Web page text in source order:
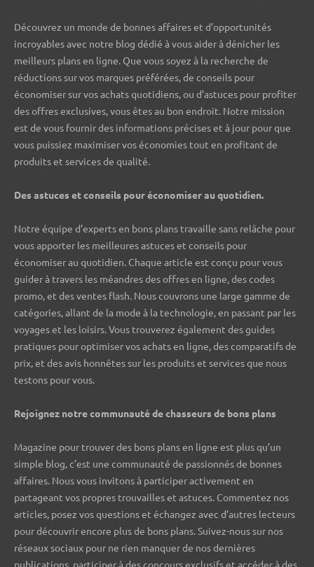
Découvrez un monde de bonnes affaires et d’opportunités
incroyables avec notre blog dédié à vous aider à dénicher les
meilleurs plans en ligne. Que vous soyez à la recherche de
réductions sur vos marques préférées, de conseils pour
économiser sur vos achats quotidiens, ou d’astuces pour profiter
des offres exclusives, vous êtes au bon endroit. Notre mission
est de vous fournir des informations précises et à jour pour que
vous puissiez maximiser vos économies tout en profitant de
produits et services de qualité.
Des astuces et conseils pour économiser au quotidien.
Notre équipe d’experts en bons plans travaille sans relâche pour
vous apporter les meilleures astuces et conseils pour
économiser au quotidien. Chaque article est conçu pour vous
guider à travers les méandres des offres en ligne, des codes
promo, et des ventes flash. Nous couvrons une large gamme de
catégories, allant de la mode à la technologie, en passant par les
voyages et les loisirs. Vous trouverez également des guides
pratiques pour optimiser vos achats en ligne, des comparatifs de
prix, et des avis honnêtes sur les produits et services que nous
testons pour vous.
Rejoignez notre communauté de chasseurs de bons plans ️
Magazine pour trouver des bons plans en ligne est plus qu’un
simple blog, c’est une communauté de passionnés de bonnes
affaires. Nous vous invitons à participer activement en
partageant vos propres trouvailles et astuces. Commentez nos
articles, posez vos questions et échangez avec d’autres lecteurs
pour découvrir encore plus de bons plans. Suivez-nous sur nos
réseaux sociaux pour ne rien manquer de nos dernières
publications, participer à des concours exclusifs et accéder à des